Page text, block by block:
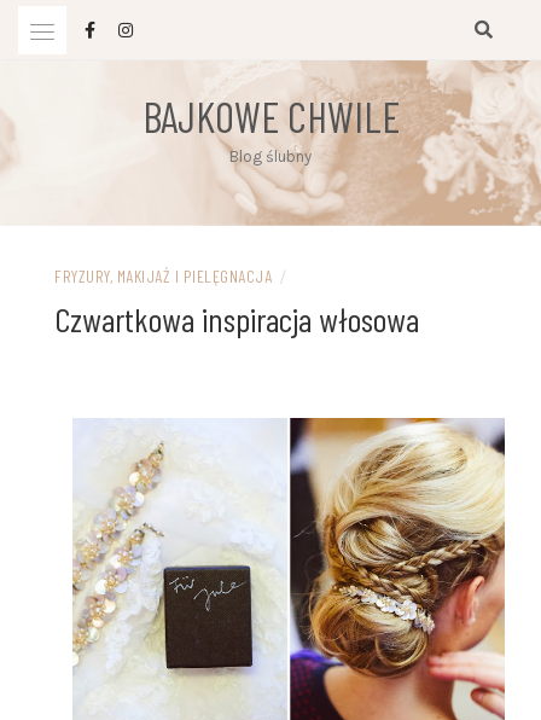
BAJKOWE CHWILE
Blog ślubny
FRYZURY, MAKIJAŻ I PIELĘGNACJA /
Czwartkowa inspiracja włosowa